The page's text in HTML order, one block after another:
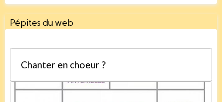
Pépites du web
Chanter en choeur ?